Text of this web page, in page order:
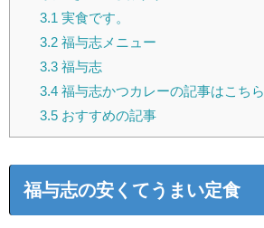
3.1 実食です。
3.2福与志メニュー
3.3福与志
3.4福与志かつカレーの記事はこちら
3.5おすすめの記事
福与志の安くてうまい定食